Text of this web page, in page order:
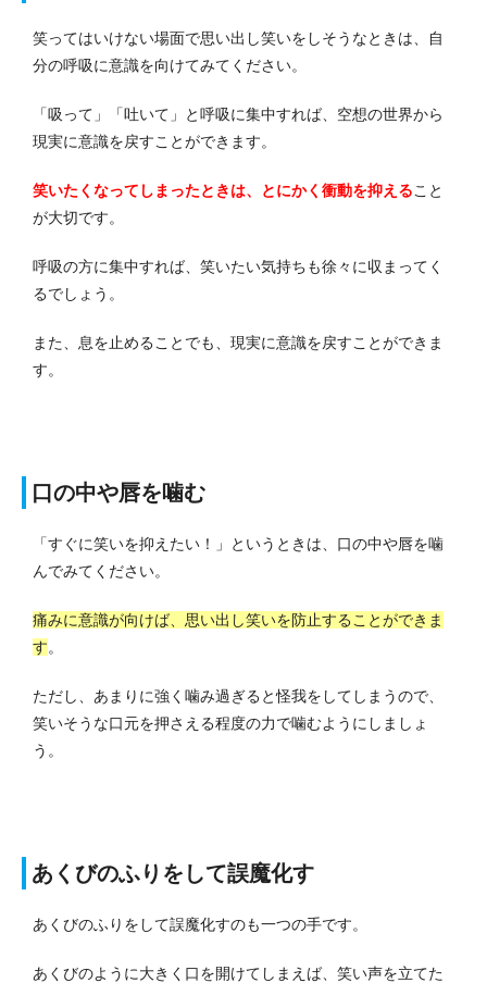
笑ってはいけない場面で思い出し笑いをしそうなときは、自
分の呼吸に意識を向けてみてください。
「吸って」「吐いて」と呼吸に集中すれば、空想の世界から
現実に意識を戻すことができます。
笑いたくなってしまったときは、とにかく衝動を抑えること
が大切です。
呼吸の方に集中すれば、笑いたい気持ちも徐々に収まってく
るでしょう。
また、息を止めることでも、現実に意識を戻すことができま
す。
口の中や唇を噛む
「すぐに笑いを抑えたい！」というときは、口の中や唇を噛
んでみてください。
痛みに意識が向けば、思い出し笑いを防止することができま
す。
ただし、あまりに強く噛み過ぎると怪我をしてしまうので、
笑いそうな口元を押さえる程度の力で噛むようにしましょ
う。
あくびのふりをして誤魔化す
あくびのふりをして誤魔化すのも一つの手です。
あくびのように大きく口を開けてしまえば、笑い声を立てた